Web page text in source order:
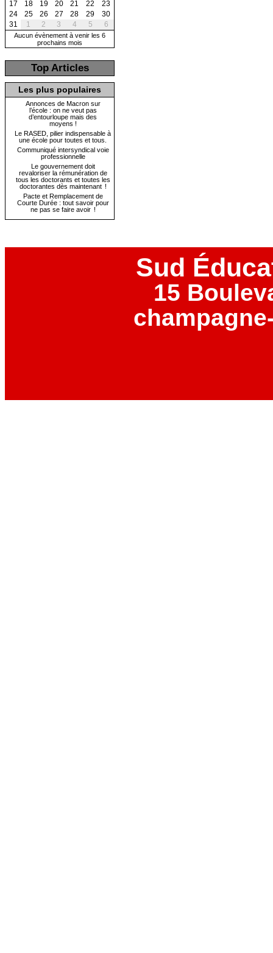
17 18 19 20 21 22
23
24
25 26 27 28 29
30
31
1 2 3 4 5 6
Aucun évènement à venir les 6
prochains mois
Top Articles
Les plus populaires
Annonces de Macron sur
l’école : on ne veut pas
d’entourloupe mais des
moyens !
Le RASED, pilier indispensable à
une école pour toutes et tous.
Communiqué intersyndical voie
professionnelle
Le gouvernement doit
revaloriser la rémunération de
tous les doctorants et toutes les
doctorantes dès maintenant !
Pacte et Remplacement de
Courte Durée : tout savoir pour
ne pas se faire avoir !
Sud
15